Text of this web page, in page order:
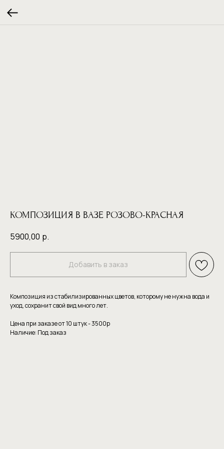
КОМПОЗИЦИЯ В ВАЗЕ РОЗОВО-КРАСНАЯ
5900,00 р.
Добавить в заказ
Композиция из стабилизированных цветов, которому не нужна вода и
уход, сохранит свой вид много лет.
Цена при заказе от 10 штук - 3500р
Наличие: Под заказ